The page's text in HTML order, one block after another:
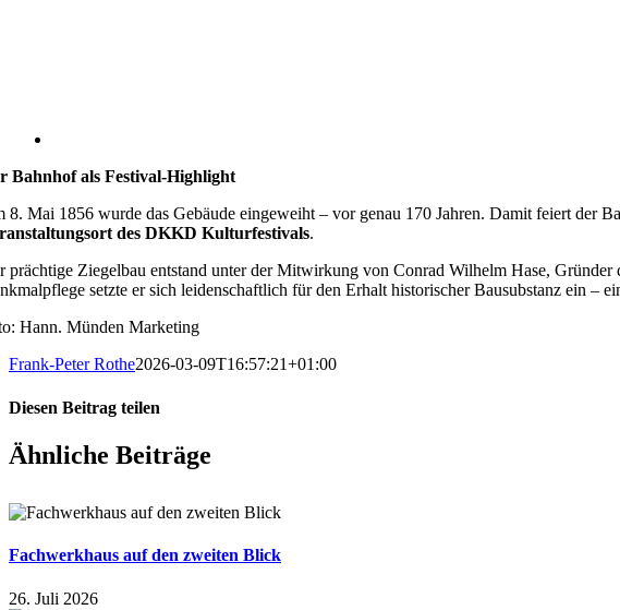
Bahnhof als Festival-Highlight
8. Mai 1856 wurde das Gebäude eingeweiht – vor genau 170 Jahren. Damit feiert der
des DKKD Kulturfestivals.
prächtige Ziegelbau entstand unter der Mitwirkung von Conrad Wilhelm Hase,
setzte er sich leidenschaftlich für den Erhalt historischer Bausubstanz ein –
Hann. Münden Marketing
Frank-Peter Rothe2026-03-09T16:57:21+01:00
Diesen Beitrag teilen
Facebook
X
WhatsApp
E-
Mail
Ähnliche Beiträge
Fachwerkhaus auf den zweiten Blick
26. Juli 2026